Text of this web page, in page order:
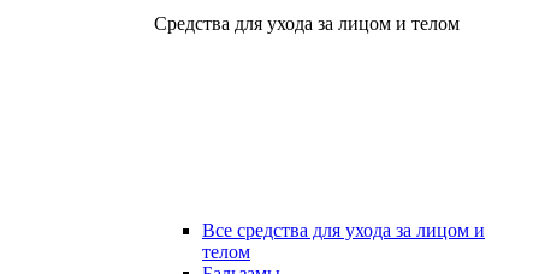
Средства для ухода за лицом и телом
Все средства для ухода за лицом и
телом